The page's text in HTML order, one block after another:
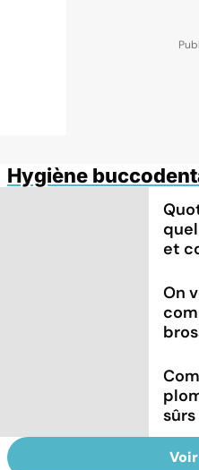
Hygiène
et
On